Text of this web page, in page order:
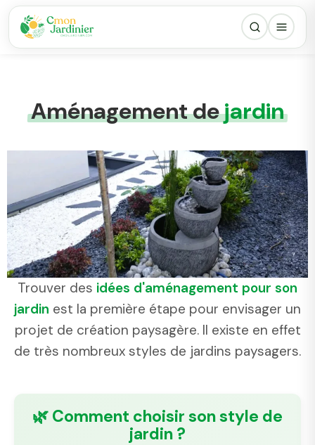
Aménagement dejardin
Trouver des idées d'aménagement pour son
jardin est la première étape pour envisager un
projet de création paysagère. Il existe en effet
de très nombreux styles de jardins paysagers.
🌿 Comment choisir son style de
jardin ?